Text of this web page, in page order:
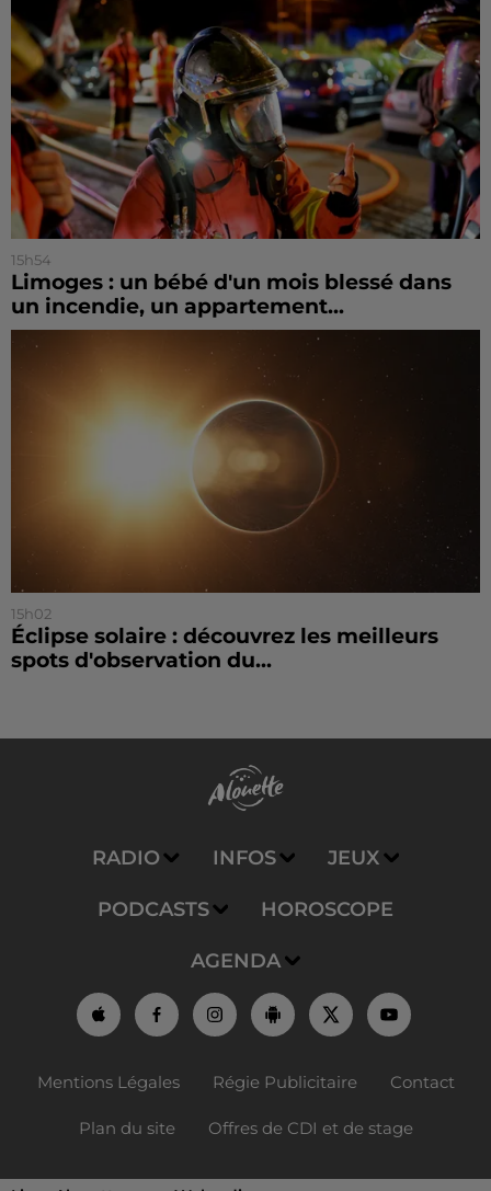
15h54
Limoges : un bébé d'un mois blessé dans
un incendie, un appartement...
15h02
Éclipse solaire : découvrez les meilleurs
spots d'observation du...
RADIO INFOS JEUX
PODCASTS HOROSCOPE
AGENDA
Mentions Légales Régie Publicitaire Contact
Plan du site Offres de CDI et de stage